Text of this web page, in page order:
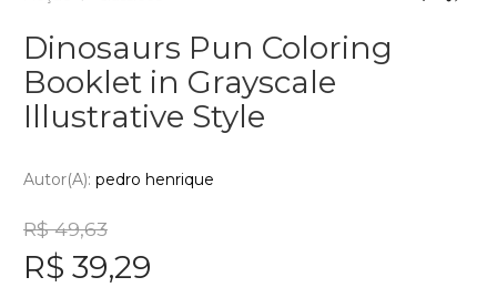
Dinosaurs Pun Coloring
Booklet in Grayscale
Illustrative Style
Autor(a): pedro henrique
R$ 49,63
R$ 39,29